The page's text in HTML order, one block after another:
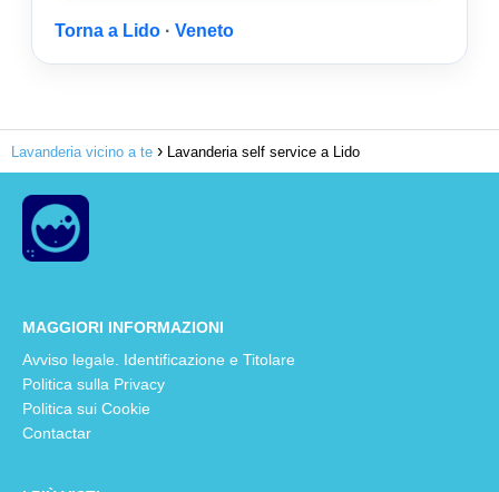
Torna a Lido · Veneto
Lavanderia vicino a te Lavanderia self service a Lido
MAGGIORI INFORMAZIONI
Avviso legale. Identificazione e Titolare
Politica sulla Privacy
Politica sui Cookie
Contactar